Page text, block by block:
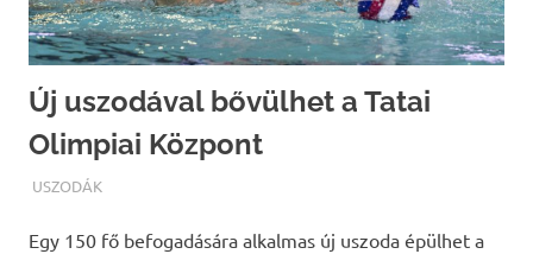
Új uszodával bővülhet a Tatai
Olimpiai Központ
TERMALFURDOK.COM
USZODÁK
Egy 150 fő befogadására alkalmas új uszoda épülhet a